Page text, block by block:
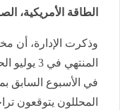
الطاقة الأمريكية،
وذكرت الإدارة، أن
المحللون يتوقعون تراجع